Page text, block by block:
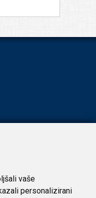
vaše
personalizirani